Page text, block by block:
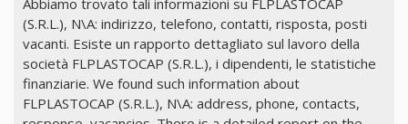
Abbiamo trovato tali informazioni su FLPLASTOCAP
(S.R.L.), N\A: indirizzo, telefono, contatti, risposta, posti
vacanti. Esiste un rapporto dettagliato sul lavoro della
società FLPLASTOCAP (S.R.L.), i dipendenti, le statistiche
finanziarie. We found such information about
FLPLASTOCAP (S.R.L.), N\A: address, phone, contacts,